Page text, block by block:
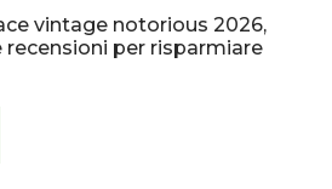
vintage notorious 2026,
per risparmiare